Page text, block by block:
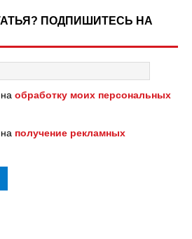
ПОДПИШИТЕСЬ НА
обработку моих персональных
получение рекламных